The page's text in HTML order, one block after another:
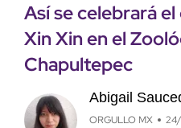
Así se celebrará
Xin Xin en el
Chapultepec
Abigail
ORGULLO MX